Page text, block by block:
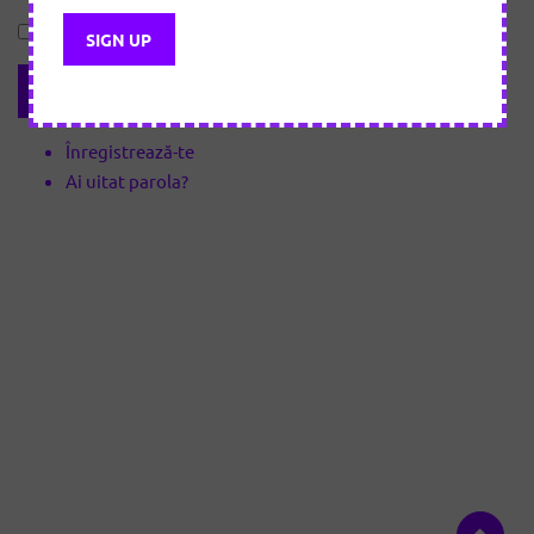
Ține-mă minte
Înregistrează-te
Ai uitat parola?